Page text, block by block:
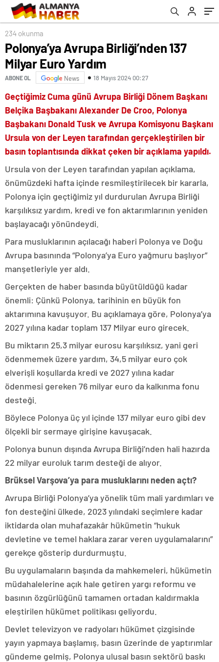
234 okunma
Polonya’ya Avrupa Birliği’nden 137
Milyar Euro Yardım
ABONE OL News 18 Mayıs 2024 00:27
Geçtiğimiz Cuma günü Avrupa Birliği Dönem Başkanı
Belçika Başbakanı Alexander De Croo, Polonya
Başbakanı Donald Tusk ve Avrupa Komisyonu Başkanı
Ursula von der Leyen tarafından gerçekleştirilen bir
basın toplantısında dikkat çeken bir açıklama yapıldı.
Ursula von der Leyen tarafından yapılan açıklama,
önümüzdeki hafta içinde resmileştirilecek bir kararla,
Polonya için geçtiğimiz yıl durdurulan Avrupa Birliği
karşılıksız yardım, kredi ve fon aktarımlarının yeniden
başlayacağı yönündeydi.
Para musluklarının açılacağı haberi Polonya ve Doğu
Avrupa basınında “Polonya’ya Euro yağmuru başlıyor”
manşetleriyle yer aldı.
Gerçekten de haber basında büyütüldüğü kadar
önemli: Çünkü Polonya, tarihinin en büyük fon
aktarımına kavuşuyor. Bu açıklamaya göre, Polonya’ya
2027 yılına kadar toplam 137 Milyar euro girecek.
Bu miktarın 25,3 milyar eurosu karşılıksız, yani geri
ödenmemek üzere yardım, 34,5 milyar euro çok
elverişli koşullarda kredi ve 2027 yılına kadar
ödenmesi gereken 76 milyar euro da kalkınma fonu
desteği.
Böylece Polonya üç yıl içinde 137 milyar euro gibi dev
ölçekli bir sermaye girişine kavuşacak.
Polonya bunun dışında Avrupa Birliği’nden hali hazırda
22 milyar euroluk tarım desteği de alıyor.
Brüksel Varşova’ya para musluklarını neden açtı?
Avrupa Birliği Polonya’ya yönelik tüm mali yardımları ve
fon desteğini ülkede, 2023 yılındaki seçimlere kadar
iktidarda olan muhafazakâr hükümetin “hukuk
devletine ve temel haklara zarar veren uygulamalarını”
gerekçe gösterip durdurmuştu.
Bu uygulamaların başında da mahkemeleri, hükümetin
müdahalelerine açık hale getiren yargı reformu ve
basının özgürlüğünü tamamen ortadan kaldırmakla
eleştirilen hükümet politikası geliyordu.
Devlet televizyon ve radyoları hükümet çizgisinde
yayın yapmaya başlamış, basın üzerinde de yaptırımlar
gündeme gelmiş, Polonya ulusal basın sektörü baskı